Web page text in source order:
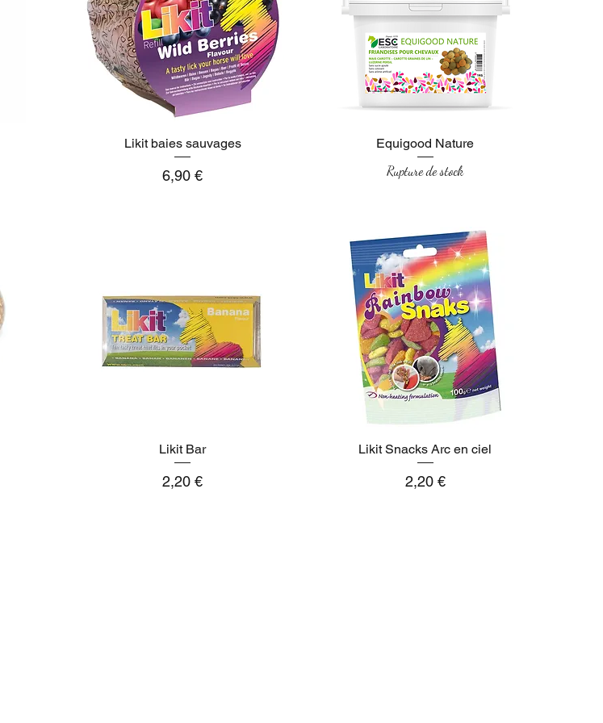
Aperçu rapide
Likit baies sauvages
Prix
6,90 €
Aperçu rapide
Equigood Nature
Rupture de stock
Aperçu rapide
Likit Bar
Prix
2,20 €
Aperçu rapide
Likit Snacks Arc en ciel
Prix
2,20 €